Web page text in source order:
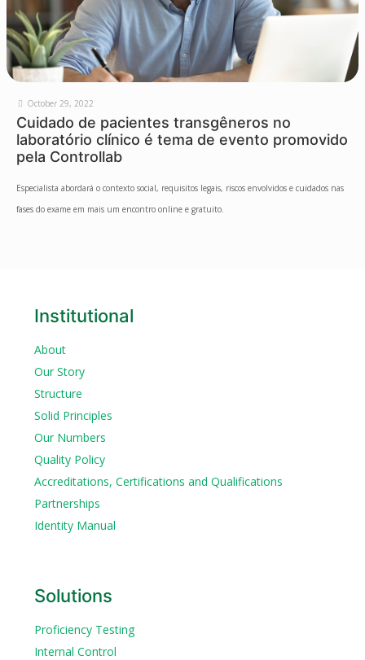
October 29, 2022
Cuidado de pacientes transgêneros no
laboratório clínico é tema de evento promovido
pela Controllab
Especialista abordará o contexto social, requisitos legais, riscos envolvidos e cuidados nas
fases do exame em mais um encontro online e gratuito.
Institutional
About
Our Story
Structure
Solid Principles
Our Numbers
Quality Policy
Accreditations, Certifications and Qualifications
Partnerships
Identity Manual
Solutions
Proficiency Testing
Internal Control